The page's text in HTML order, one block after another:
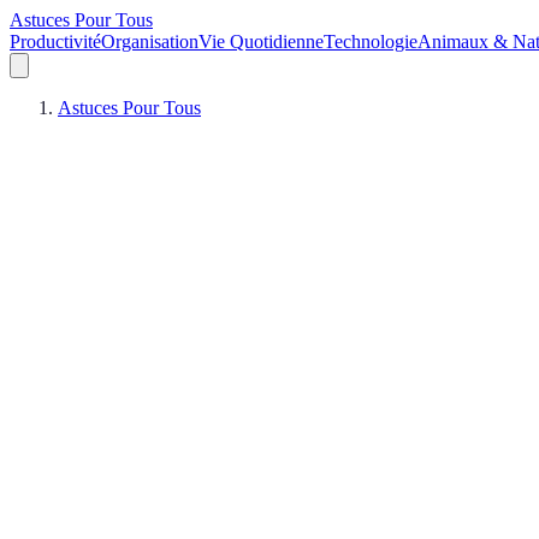
Astuces Pour Tous
ProductivitéOrganisationVie QuotidienneTechnologieAnimaux &
Astuces Pour Tous